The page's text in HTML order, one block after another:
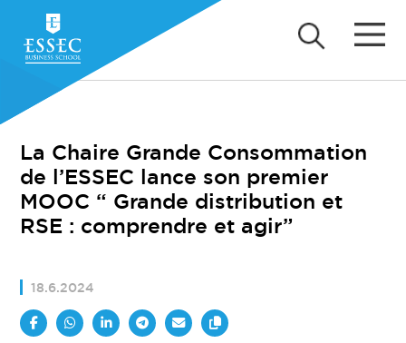
La Chaire Grande Consommation
de l’ESSEC lance son premier
MOOC “ Grande distribution et
RSE : comprendre et agir”
18.6.2024